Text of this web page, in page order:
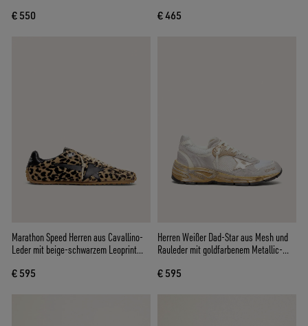
€ 550 € 465
Marathon Speed Herren aus Cavallino-
Leder mit beige-schwarzem Leoprint
€ 595
Herren Weißer Dad-Star aus Mesh und
Rauleder mit goldfarbenem Metallic-
€ 595